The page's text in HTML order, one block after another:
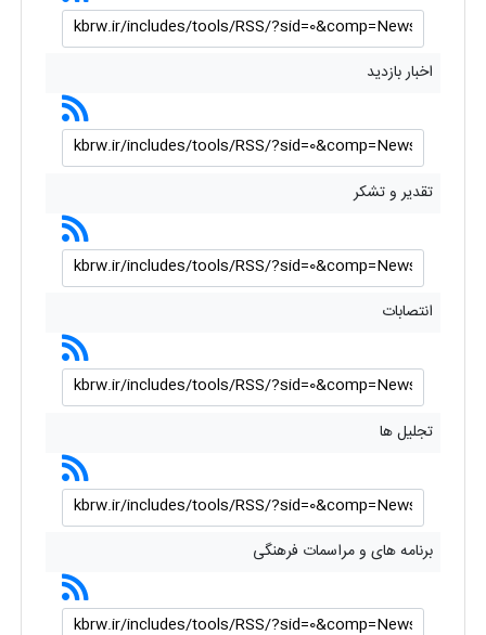
اخبار بازدید
تقدیر و تشکر
انتصابات
تجلیل ها
برنامه های و مراسمات فرهنگی